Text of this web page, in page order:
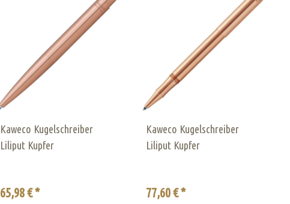
Kaweco Kugelschreiber
Liliput Kupfer
65,98 € *
Kaweco Kugelschreiber
Liliput Kupfer
77,60 € *